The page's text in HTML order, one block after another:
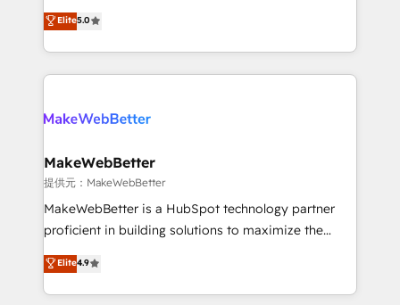
and service to drive sustainable growth With 6 key
HubSpot accreditations and experience across
bridge the gap where most agencies fall short by
combining GTM strategy with technical execution to
solve the right problem with the right solution. As the
only firm in the world to hold Elite Partner
clients gain a unique advantage in CRM architecture,
market execution. Why B2B Businesses Choose RP: -
Secure: Soc2 compliant 🛡️ - Pricing: Implementations
starting at $1,5k 💵 - Speed: Launch in 14 days ⚡ -
Global: 75+ RPers across five continents 🌐 - Scale:
HubSpot Partner 🪴 - Sales Hub: More
implementations than any other Partner 💻 -
Elite5.0
MakeWebBetter
提供元：MakeWebBetter
MakeWebBetter is a HubSpot technology partner
proficient in building solutions to maximize the
operational efficiency of HubSpot. The fastest-
growing tech-enabler & facilitator, MakeWebBetter,
hands you the blend of HubSpot expertise &
Elite4.9